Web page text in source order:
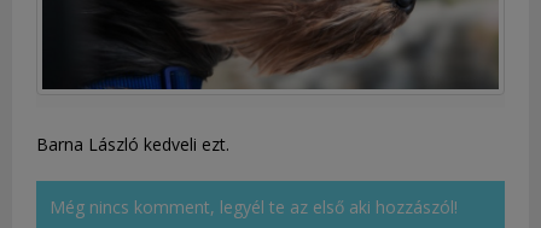
Barna László kedveli ezt.
Még nincs komment, legyél te az első aki hozzászól!